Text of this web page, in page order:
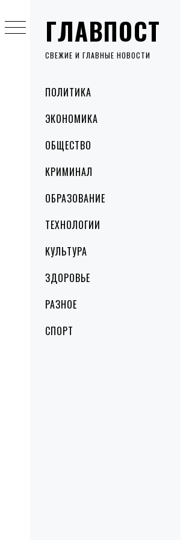
ГЛАВПОСТ
СВЕЖИЕ И ГЛАВНЫЕ НОВОСТИ
MenuПОЛИТИКА
ЭКОНОМИКА
ОБЩЕСТВО
КРИМИНАЛ
ОБРАЗОВАНИЕ
ТЕХНОЛОГИИ
КУЛЬТУРА
ЗДОРОВЬЕ
РАЗНОЕ
СПОРТ
to
content